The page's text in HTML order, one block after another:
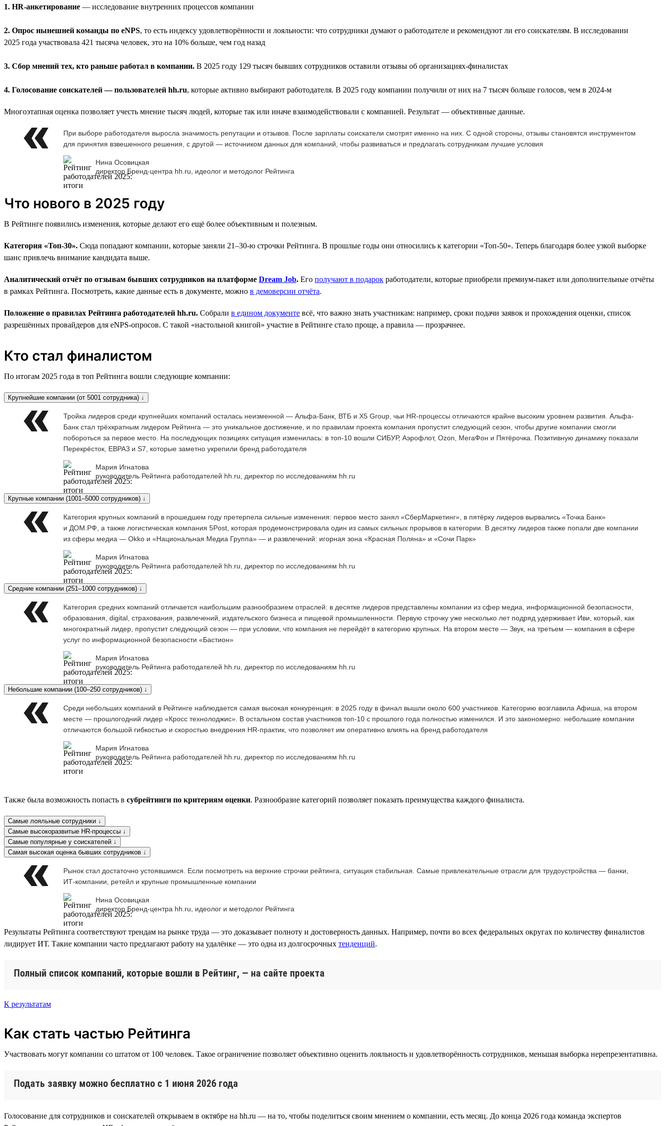
1. HR-анкетирование — исследование внутренних процессов компании
2. Опрос нынешней команды по eNPS, то есть индексу удовлетворённости и лояльности: что сотрудники думают о работодателе и рекомендуют ли его соискателям. В исследовании
2025 года участвовала 421 тысяча человек, это на 10% больше, чем год назад
3. Сбор мнений тех, кто раньше работал в компании. В 2025 году 129 тысяч бывших сотрудников оставили отзывы об организациях-финалистах
4. Голосование соискателей — пользователей hh.ru, которые активно выбирают работодателя. В 2025 году компании получили от них на 7 тысяч больше голосов, чем в 2024-м
Многоэтапная оценка позволяет учесть мнение тысяч людей, которые так или иначе взаимодействовали с компанией. Результат — объективные данные.
При выборе работодателя выросла значимость репутации и отзывов. После зарплаты соискатели смотрят именно на них. С одной стороны, отзывы становятся инструментом
для принятия взвешенного решения, с другой — источником данных для компаний, чтобы развиваться и предлагать сотрудникам лучшие условия
Нина Осовицкая
директор Бренд-центра hh.ru, идеолог и методолог Рейтинга
Что нового в 2025 году
В Рейтинге появились изменения, которые делают его ещё более объективным и полезным.
Категория «Топ-30». Сюда попадают компании, которые заняли 21–30-ю строчки Рейтинга. В прошлые годы они относились к категории «Топ-50». Теперь благодаря более узкой выборке
шанс привлечь внимание кандидата выше.
Аналитический отчёт по отзывам бывших сотрудников на платформе Dream Job. Его получают в подарок работодатели, которые приобрели премиум-пакет или дополнительные отчёты
в рамках Рейтинга. Посмотреть, какие данные есть в документе, можно в демоверсии отчёта.
Положение о правилах Рейтинга работодателей hh.ru. Собрали в едином документе всё, что важно знать участникам: например, сроки подачи заявок и прохождения оценки, список
разрешённых провайдеров для eNPS-опросов. С такой «настольной книгой» участие в Рейтинге стало проще, а правила — прозрачнее.
Кто стал финалистом
По итогам 2025 года в топ Рейтинга вошли следующие компании:
Крупнейшие компании (от 5001 сотрудника) ↓
Тройка лидеров среди крупнейших компаний осталась неизменной — Альфа-Банк, ВТБ и X5 Group, чьи HR-процессы отличаются крайне высоким уровнем развития. Альфа-
Банк стал трёхкратным лидером Рейтинга — это уникальное достижение, и по правилам проекта компания пропустит следующий сезон, чтобы другие компании смогли
побороться за первое место. На последующих позициях ситуация изменилась: в топ-10 вошли СИБУР, Аэрофлот, Ozon, МегаФон и Пятёрочка. Позитивную динамику показали
Перекрёсток, ЕВРАЗ и S7, которые заметно укрепили бренд работодателя
Мария Игнатова
руководитель Рейтинга работодателей hh.ru, директор по исследованиям hh.ru
Крупные компании (1001–5000 сотрудников) ↓
Категория крупных компаний в прошедшем году претерпела сильные изменения: первое место занял «СберМаркетинг», в пятёрку лидеров вырвались «Точка Банк»
и ДОМ.РФ, а также логистическая компания 5Post, которая продемонстрировала один из самых сильных прорывов в категории. В десятку лидеров также попали две компании
из сферы медиа — Okko и «Национальная Медиа Группа» — и развлечений: игорная зона «Красная Поляна» и «Сочи Парк»
Мария Игнатова
руководитель Рейтинга работодателей hh.ru, директор по исследованиям hh.ru
Средние компании (251–1000 сотрудников) ↓
Категория средних компаний отличается наибольшим разнообразием отраслей: в десятке лидеров представлены компании из сфер медиа, информационной безопасности,
образования, digital, страхования, развлечений, издательского бизнеса и пищевой промышленности. Первую строчку уже несколько лет подряд удерживает Иви, который, как
многократный лидер, пропустит следующий сезон — при условии, что компания не перейдёт в категорию крупных. На втором месте — Звук, на третьем — компания в сфере
услуг по информационной безопасности «Бастион»
Мария Игнатова
руководитель Рейтинга работодателей hh.ru, директор по исследованиям hh.ru
Небольшие компании (100–250 сотрудников) ↓
Среди небольших компаний в Рейтинге наблюдается самая высокая конкуренция: в 2025 году в финал вышли около 600 участников. Категорию возглавила Афиша, на втором
месте — прошлогодний лидер «Кросс технолоджис». В остальном состав участников топ-10 с прошлого года полностью изменился. И это закономерно: небольшие компании
отличаются большой гибкостью и скоростью внедрения HR-практик, что позволяет им оперативно влиять на бренд работодателя
Мария Игнатова
руководитель Рейтинга работодателей hh.ru, директор по исследованиям hh.ru
Также была возможность попасть в субрейтинги по критериям оценки. Разнообразие категорий позволяет показать преимущества каждого финалиста.
Самые лояльные сотрудники ↓
Самые высокоразвитые HR-процессы ↓
Самые популярные у соискателей ↓
Самая высокая оценка бывших сотрудников ↓
Рынок стал достаточно устоявшимся. Если посмотреть на верхние строчки рейтинга, ситуация стабильная. Самые привлекательные отрасли для трудоустройства — банки,
ИТ-компании, ретейл и крупные промышленные компании
Нина Осовицкая
директор Бренд-центра hh.ru, идеолог и методолог Рейтинга
Результаты Рейтинга соответствуют трендам на рынке труда — это доказывает полноту и достоверность данных. Например, почти во всех федеральных округах по количеству финалистов
лидирует ИТ. Такие компании часто предлагают работу на удалёнке — это одна из долгосрочных тенденций.
Полный список компаний, которые вошли в Рейтинг, — на сайте проекта
К результатам
Как стать частью Рейтинга
Участвовать могут компании со штатом от 100 человек. Такое ограничение позволяет объективно оценить лояльность и удовлетворённость сотрудников, меньшая выборка нерепрезентативна.
Подать заявку можно бесплатно с 1 июня 2026 года
Голосование для сотрудников и соискателей открываем в октябре на hh.ru — на то, чтобы поделиться своим мнением о компании, есть месяц. До конца 2026 года команда экспертов